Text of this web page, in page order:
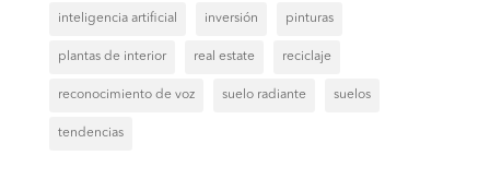
inteligencia artificial inversión pinturas
plantas de interior real estate reciclaje
reconocimiento de voz suelo radiante suelos
tendencias